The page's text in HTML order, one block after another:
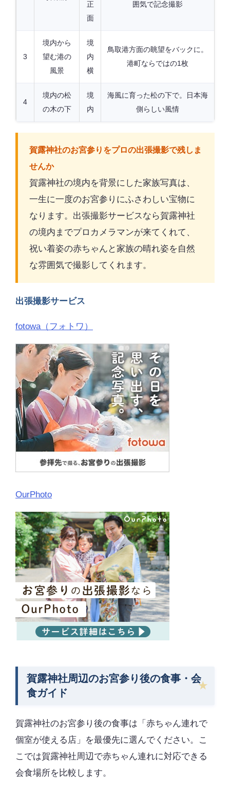
正
面
囲気で記念撮影
3
境内から
望む港の
風景
境
内
横
鳥取港方面の眺望をバックに。
港町ならではの1枚
4
境内の松
の木の下
境
内
海風に育った松の下で。日本海
側らしい風情
賀露神社のお宮参りをプロの出張撮影で残しま
せんか
賀露神社の境内を背景にした家族写真は、
一生に一度のお宮参りにふさわしい宝物に
なります。出張撮影サービスなら賀露神社
の境内までプロカメラマンが来てくれて、
祝い着姿の赤ちゃんと家族の晴れ姿を自然
な雰囲気で撮影してくれます。
出張撮影サービス
fotowa（フォトワ）
OurPhoto
賀露神社周辺のお宮参り後の食事・会
食ガイド
賀露神社のお宮参り後の食事は「赤ちゃん連れで
個室が使える店」を最優先に選んでください。こ
こでは賀露神社周辺で赤ちゃん連れに対応できる
会食場所を比較します。